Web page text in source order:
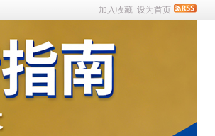
加入收藏 设为首页